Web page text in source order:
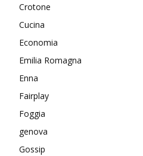
Crotone
Cucina
Economia
Emilia Romagna
Enna
Fairplay
Foggia
genova
Gossip